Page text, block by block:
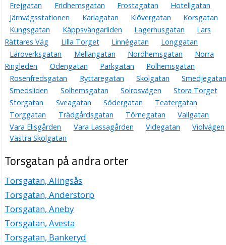
Frejgatan Fridhemsgatan Frostagatan
Hotellgatan
Järnvägsstationen
Karlagatan Klövergatan
Korsgatan
Kungsgatan
Käppsvängarliden Lagerhusgatan
Lars
Rättares Väg
Lilla Torget Linnégatan
Longgatan
Läroverksgatan
Mellangatan Nordhemsgatan
Norra
Ringleden
Odengatan Parkgatan
Polhemsgatan
Rosenfredsgatan
Ryttaregatan Skolgatan
Smedjegatan
Smedsliden
Solhemsgatan Solrosvägen
Stora Torget
Storgatan
Sveagatan Södergatan
Teatergatan
Torggatan
Trädgårdsgatan Törnegatan
Vallgatan
Vara Elisgården
Vara Lassagården Videgatan
Violvägen
Västra Skolgatan
Torsgatan på andra orter
Torsgatan, Alingsås
Torsgatan, Anderstorp
Torsgatan, Aneby
Torsgatan, Avesta
Torsgatan, Bankeryd